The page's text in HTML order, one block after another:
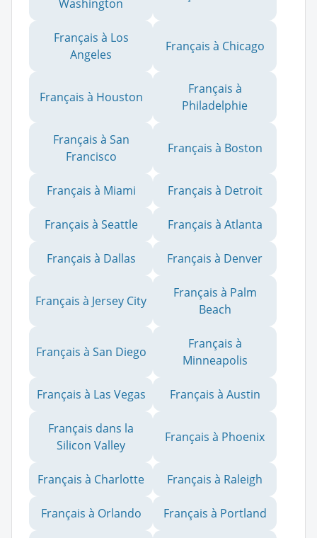
Washington
Français à Los
Angeles
Français à Chicago
Français à Houston
Français à
Philadelphie
Français à San
Francisco
Français à Boston
Français à Miami Français à Detroit
Français à Seattle Français à Atlanta
Français à Dallas Français à Denver
Français à Jersey City
Français à Palm
Beach
Français à San Diego
Français à
Minneapolis
Français à Las Vegas Français à Austin
Français dans la
Silicon Valley
Français à Phoenix
Français à Charlotte Français à Raleigh
Français à Orlando Français à Portland